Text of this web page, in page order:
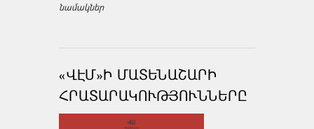
նամակներ
«ՎԷՄ»Ի ՄԱՏԵՆԱՇԱՐԻ
ՀՐԱՏԱՐԱԿՈՒԹՅՈՒՆՆԵՐԸ